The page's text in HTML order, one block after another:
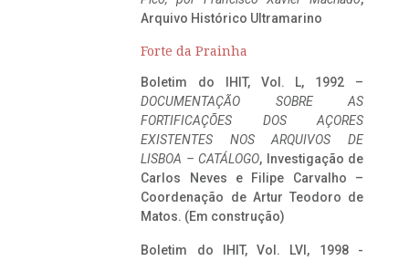
Arquivo Histórico Ultramarino
Forte da Prainha
Boletim do IHIT, Vol. L, 1992 –
DOCUMENTAÇÃO SOBRE AS
FORTIFICAÇÕES DOS AÇORES
EXISTENTES NOS ARQUIVOS DE
LISBOA – CATÁLOGO, Investigação de
Carlos Neves e Filipe Carvalho –
Coordenação de Artur Teodoro de
Matos. (Em construção)
Boletim do IHIT, Vol. LVI, 1998 -